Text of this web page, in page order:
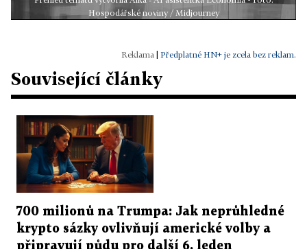
Hospodářské noviny / Midjourney
Předplatné HN+ je zcela bez reklam.
Související články
700 milionů na Trumpa: Jak neprůhledné
krypto sázky ovlivňují americké volby a
připravují půdu pro další 6. leden